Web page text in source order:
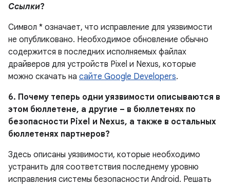
Ссылки?
Символ * означает, что исправление для уязвимости
не опубликовано. Необходимое обновление обычно
содержится в последних исполняемых файлах
драйверов для устройств Pixel и Nexus, которые
можно скачать на сайте Google Developers.
6. Почему теперь одни уязвимости описываются в
этом бюллетене, а другие – в бюллетенях по
безопасности Pixel и Nexus, а также в остальных
бюллетенях партнеров?
Здесь описаны уязвимости, которые необходимо
устранить для соответствия последнему уровню
исправления системы безопасности Android. Решать